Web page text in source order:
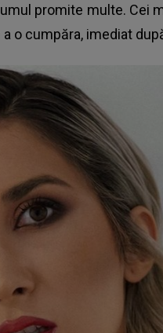
promite multe. Cei
o cumpăra, imediat